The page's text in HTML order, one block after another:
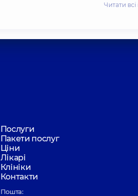
Читати всі
Послуги
Пакети послуг
Ціни
Лікарі
Клініки
Контакти
Пошта: